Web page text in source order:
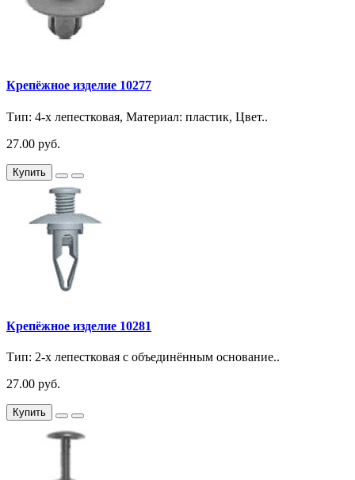
Крепёжное изделие 10277
Тип: 4-х лепестковая, Материал: пластик, Цвет..
27.00 руб.
Купить
Крепёжное изделие 10281
Тип: 2-х лепестковая с объединённым основание..
27.00 руб.
Купить